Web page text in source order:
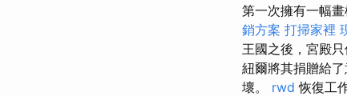
第一次擁有一幅
銷方案 打掃家裡
王國之後，宮殿只
紐爾將其捐贈給了
壞。 rwd 恢復工